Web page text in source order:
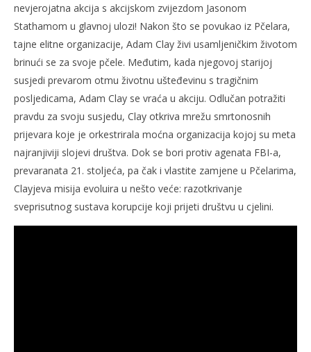
nevjerojatna akcija s akcijskom zvijezdom Jasonom
Stathamom u glavnoj ulozi! Nakon što se povukao iz Pčelara,
tajne elitne organizacije, Adam Clay živi usamljeničkim životom
brinući se za svoje pčele. Međutim, kada njegovoj starijoj
susjedi prevarom otmu životnu ušteđevinu s tragičnim
posljedicama, Adam Clay se vraća u akciju. Odlučan potražiti
pravdu za svoju susjedu, Clay otkriva mrežu smrtonosnih
prijevara koje je orkestrirala moćna organizacija kojoj su meta
najranjiviji slojevi društva. Dok se bori protiv agenata FBI-a,
prevaranata 21. stoljeća, pa čak i vlastite zamjene u Pčelarima,
Clayjeva misija evoluira u nešto veće: razotkrivanje
sveprisutnog sustava korupcije koji prijeti društvu u cjelini.